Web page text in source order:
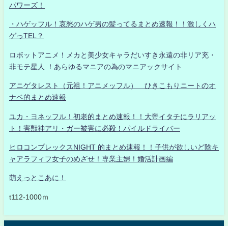
パワーズ！
・ハゲッフル！哀愁のハゲ男の髪ってるまとめ速報！！激しくハ
ゲっTEL？
ロボットアニメ！メカと美少女キャラだいすき永遠の非リア充・
非モテ星人 ！あらゆるマニアの為のマニアックサイト
アニゲタレスト（元祖！アニメッフル） ひきこもりニートのオ
ナベ的まとめ速報
ユカ・ヨネッフル！初老的まとめ速報！！大帝イタチにラリアッ
ト！害獣神アリ・ガー被害に必殺！パイルドライバー
ヒロコンプレックスNIGHT 的まとめ速報！！子供が欲しいど陰キ
ャアラフィフ女子のめざせ！専業主婦！婚活計画編
萌えっとこあに！
t112-1000ｍ